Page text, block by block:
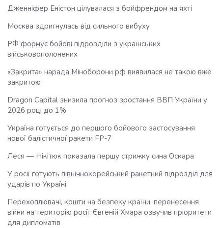
Дженніфер Еністон цілувалася з бойфрендом на яхті
Москва здригнулась від сильного вибуху
РФ формує бойові підрозділи з українських
військовополонених
«Закрита» нарада Міноборони рф виявилася не такою вже
закритою
Dragon Capital знизила прогноз зростання ВВП України у
2026 році до 1%
Україна готується до першого бойового застосування
нової балістичної ракети FP-7
Леся — Нікітюк показала першу стрижку сина Оскара
У росії готують північнокорейський ракетний підрозділ для
ударів по Україні
Перехоплювачі, кошти на безпеку країни, перенесення
війни на територію росії: Євгеній Хмара озвучив пріоритети
для дипломатів